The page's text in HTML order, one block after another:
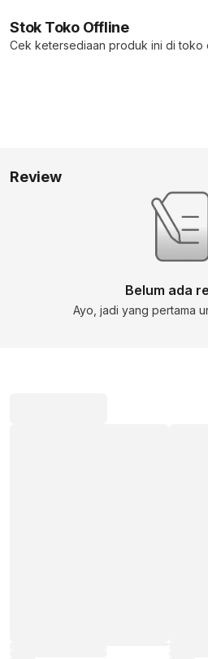
Stok Toko Offline
Cek ketersediaan produk ini di toko
Review
Belum ada
Ayo, jadi yang pertama